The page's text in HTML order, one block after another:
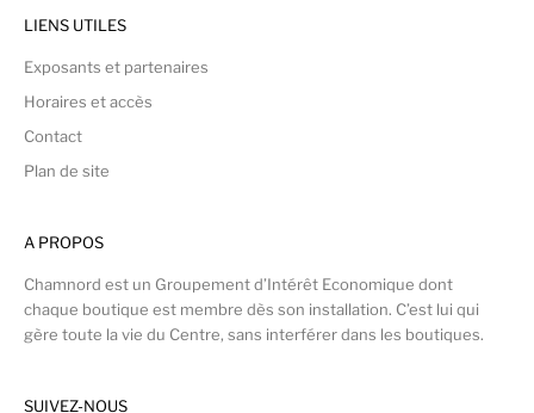
LIENS UTILES
Exposants et partenaires
Horaires et accès
Contact
Plan de site
A PROPOS
Chamnord est un Groupement d’Intérêt Economique dont
chaque boutique est membre dès son installation. C’est lui qui
gère toute la vie du Centre, sans interférer dans les boutiques.
SUIVEZ-NOUS